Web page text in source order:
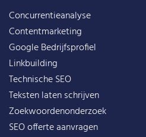
Concurrentieanalyse
Contentmarketing
Google Bedrijfsprofiel
Linkbuilding
Technische SEO
Teksten laten schrijven
Zoekwoordenonderzoek
SEO offerte aanvragen